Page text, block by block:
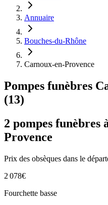
Annuaire
Bouches-du-Rhône
Carnoux-en-Provence
Pompes funèbres
(13)
2 pompes funèbres
Provence
Prix des obsèques dans le
2 078€
Fourchette basse